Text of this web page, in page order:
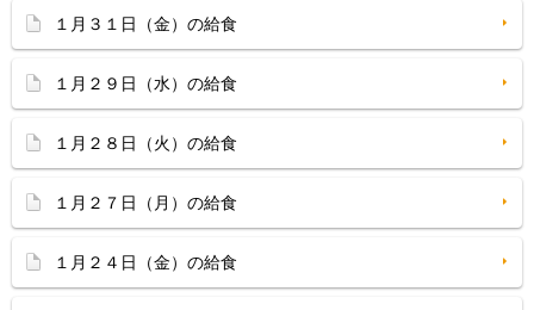
１月３１日（金）の給食
１月２９日（水）の給食
１月２８日（火）の給食
１月２７日（月）の給食
１月２４日（金）の給食